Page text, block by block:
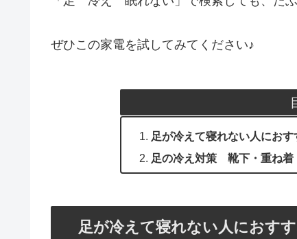
ぜひこの家電を試してみてください♪
足が冷えて寝れない人におす
足の冷え対策 靴下・重ね着
足が冷えて寝れない人におす